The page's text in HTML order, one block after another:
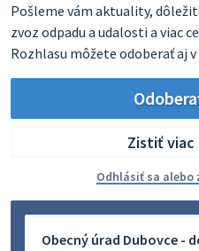
Pošleme vám aktuality,
zvoz odpadu a udalosti a viac
Rozhlasu môžete odoberať aj v
Zistiť viac
Odhlásiť sa
Obecný úrad Dubovce -